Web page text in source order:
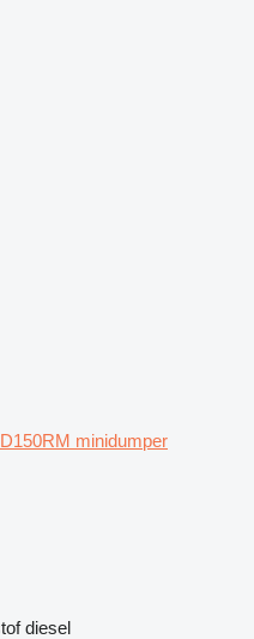
minidumper
diesel